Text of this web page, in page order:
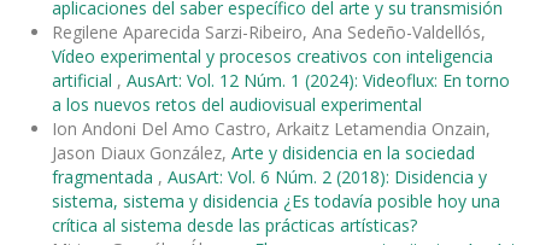
aplicaciones del saber específico del arte y su transmisión
Regilene Aparecida Sarzi-Ribeiro, Ana Sedeño-Valdellós,
Vídeo experimental y procesos creativos con inteligencia
artificial , AusArt: Vol. 12 Núm. 1 (2024): Videoflux: En torno
a los nuevos retos del audiovisual experimental
Ion Andoni Del Amo Castro, Arkaitz Letamendia Onzain,
Jason Diaux González, Arte y disidencia en la sociedad
fragmentada , AusArt: Vol. 6 Núm. 2 (2018): Disidencia y
sistema, sistema y disidencia ¿Es todavía posible hoy una
crítica al sistema desde las prácticas artísticas?